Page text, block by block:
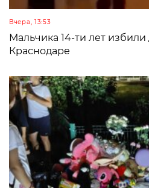
Вчера, 13:53
Мальчика 14-ти лет
Краснодаре